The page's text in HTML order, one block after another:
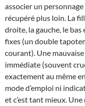
associer un
récupéré plus loin. La
droite, la gauche, le bas
fixes (un double
courant). Une
immédiate (souvent
exactement au même
mode d’emploi ni
et c’est tant mieux.